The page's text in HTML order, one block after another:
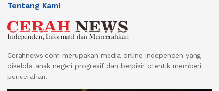
Tentang Kami
Cerahnews.com merupakan media online independen yang
dikelola anak negeri progresif dan berpikir otentik memberi
pencerahan.